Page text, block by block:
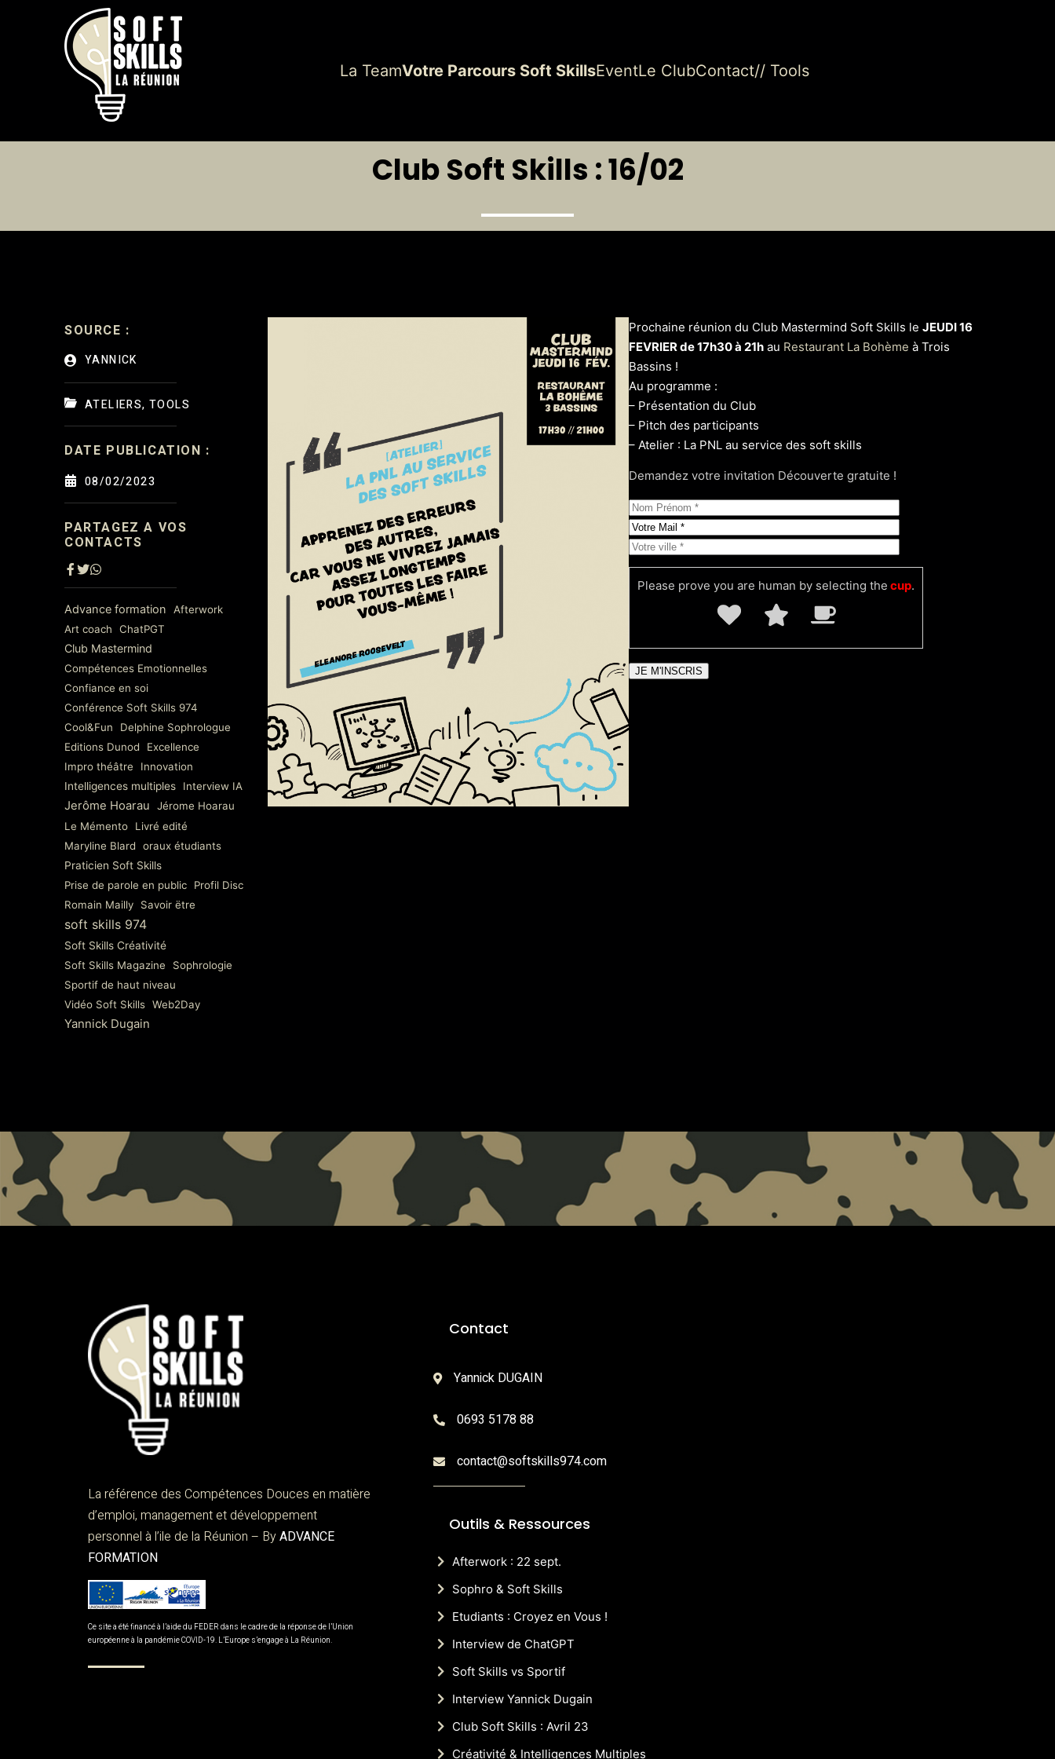
La TeamVotre Parcours Soft SkillsEventLe ClubContact// Tools
Club Soft Skills : 16/02
SOURCE :
YANNICK
ATELIERS,TOOLS
DATE PUBLICATION :
08/02/2023
PARTAGEZ A VOS
CONTACTS
Advance formation
Afterwork
Art coach
ChatPGT
Club Mastermind
Compétences Emotionnelles
Confiance en soi
Conférence Soft Skills 974
Cool&Fun
Delphine Sophrologue
Editions Dunod
Excellence
Impro théâtre
Innovation
Intelligences multiples
Interview IA
Jerôme Hoarau
Jérome Hoarau
Le Mémento
Livré edité
Maryline Blard
oraux étudiants
Praticien Soft Skills
Prise de parole en public
Profil Disc
Romain Mailly
Savoir ëtre
soft skills 974
Soft Skills Créativité
Soft Skills Magazine
Sophrologie
Sportif de haut niveau
Vidéo Soft Skills Web2Day
Yannick Dugain
Prochaine réunion du Club Mastermind Soft Skills leJEUDI 16
FEVRIER de 17h30 à 21h au Restaurant La Bohème à Trois
Bassins !
Au programme :
– Présentation du Club
– Pitch des participants
– Atelier : La PNL au service des soft skills
Demandez votre invitation Découverte gratuite !
Please prove you are human by selecting the cup.
La référence des Compétences Douces en matière
d’emploi, management et développement
personnel à l’ile de la Réunion – ByADVANCE
FORMATION
Ce site a été financé à l’aide du FEDER dans le cadre de la réponse de l’Union
européenne à la pandémie COVID-19. L’Europe s’engage à La Réunion.
Contact
Yannick DUGAIN
0693 5178 88
contact@softskills974.com
Outils & Ressources
Afterwork : 22 sept.
Sophro & Soft Skills
Etudiants : Croyez en Vous !
Interview de ChatGPT
Soft Skills vs Sportif
Interview Yannick Dugain
Club Soft Skills : Avril 23
Créativité & Intelligences Multiples